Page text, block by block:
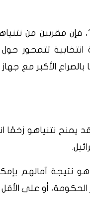
فإن مقربين من
انتخابية تتمحور
الأكبر مع
يمنح نتنياهو زخمًا
نتيجة آمالهم
الحكومة، أو على